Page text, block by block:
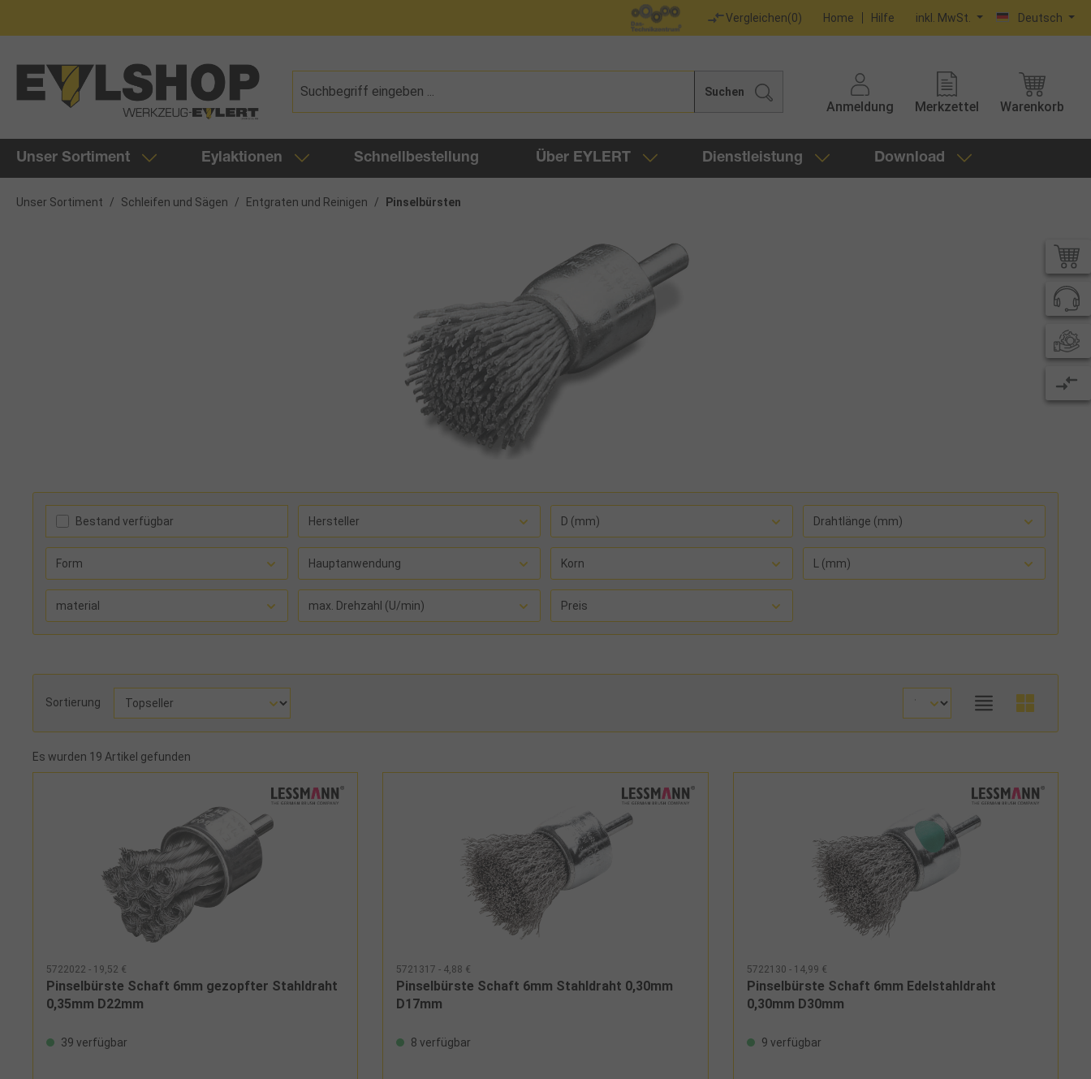
Vergleichen(0) Home Hilfe inkl. MwSt. Deutsch
Suchen
Anmeldung Merkzettel Warenkorb
Unser Sortiment Eylaktionen Schnellbestellung Über EYLERT Dienstleistung Download
Unser Sortiment / Schleifen und Sägen / Entgraten und Reinigen / Pinselbürsten
Bestand verfügbar Hersteller D (mm) Drahtlänge (mm)
Form Hauptanwendung Korn L (mm)
material max. Drehzahl (U/min) Preis
Sortierung
Es wurden 19 Artikel gefunden
5722022 - 19,52 €
Pinselbürste Schaft 6mm gezopfter Stahldraht
0,35mm D22mm
39 verfügbar
5721317 - 4,88 €
Pinselbürste Schaft 6mm Stahldraht 0,30mm
D17mm
8 verfügbar
5722130 - 14,99 €
Pinselbürste Schaft 6mm Edelstahldraht
0,30mm D30mm
9 verfügbar